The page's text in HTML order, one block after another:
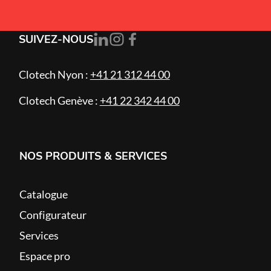
SUIVEZ-NOUS
Clotech Nyon : +41 21 312 44 00
Clotech Genève : +41 22 342 44 00
NOS PRODUITS & SERVICES
Catalogue
Configurateur
Services
Espace pro